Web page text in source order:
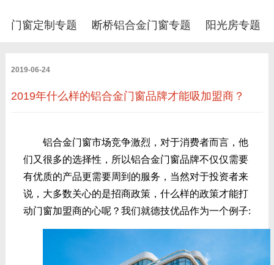
门窗定制专题 断桥铝合金门窗专题 阳光房专题
2019-06-24
2019年什么样的铝合金门窗品牌才能吸加盟商？
铝合金门窗市场竞争激烈，对于消费者而言，他
们又很多的选择性，所以铝合金门窗品牌不仅仅需要
有优质的产品更需要周到的服务，当然对于投资者来
说，大多数关心的是招商政策，什么样的政策才能打
动门窗加盟商的心呢？我们就德技优品作为一个例子: